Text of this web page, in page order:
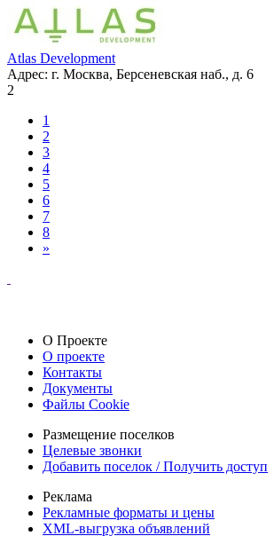
Atlas Development
Адрес: г. Москва, Берсеневская наб., д. 6
2
1
2
3
4
5
6
7
8
»
О Проекте
О проекте
Контакты
Документы
Файлы Cookie
Размещение поселков
Целевые звонки
Добавить поселок / Получить доступ
Реклама
Рекламные форматы и цены
XML-выгрузка объявлений